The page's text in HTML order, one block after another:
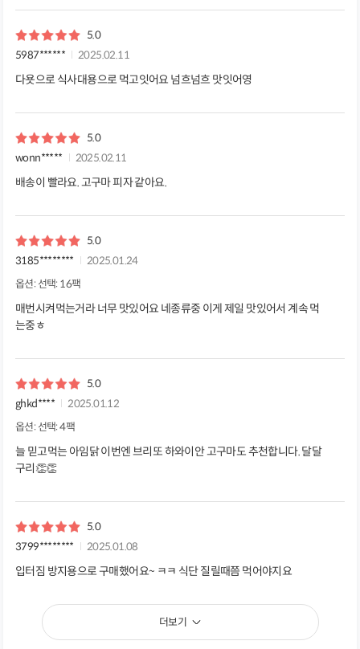
5.0
5987******
2025.02.11
다욧으로 식사대용으로 먹고잇어요 넘흐넘흐 맛잇어영
5.0
wonn*****
2025.02.11
배송이 빨라요. 고구마 피자 같아요.
5.0
3185********
2025.01.24
옵션: 선택: 16팩
매번시켜먹는거라 너무 맛있어요 네종류중 이게 제일 맛있어서 계속 먹
는중ㅎ
5.0
ghkd****
2025.01.12
옵션: 선택: 4팩
늘 믿고먹는 아임닭 이번엔 브리또 하와이안 고구마도 추천합니다. 달달
구리👏👏
5.0
3799********
2025.01.08
입터짐 방지용으로 구매했어요~ ㅋㅋ 식단 질릴때쯤 먹어야지요
더보기